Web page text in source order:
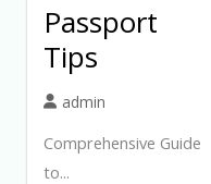
Passport
Tips
admin
Comprehensive Guide
to...